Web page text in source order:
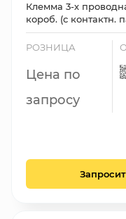
Клемма 3-х
короб. (с контактн.
РОЗНИЦА
Цена по
запросу